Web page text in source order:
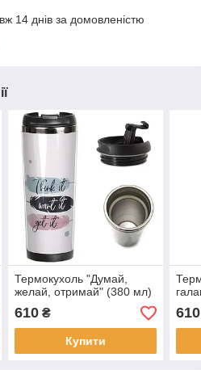
14 днів за домовленістю
Термокухоль "Думай,
желай, отримай" (380 мл)
610₴
Купити
610